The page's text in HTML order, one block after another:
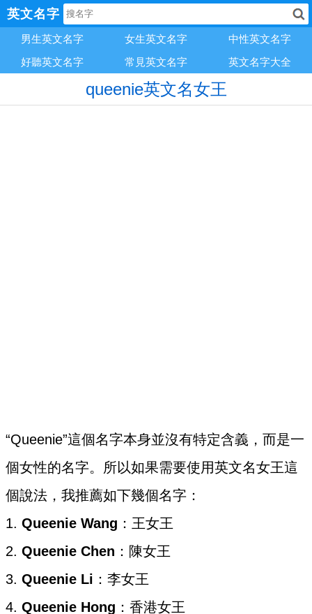
英文名字
男生英文名字 女生英文名字
中性英文名字
好聽英文名字
常見英文名字 英文名字大全
queenie英文名女王
“Queenie”這個名字本身並沒有特定含義，而是一
個女性的名字。所以如果需要使用英文名女王這
個說法，我推薦如下幾個名字：
1. Queenie Wang ：王女王
2. Queenie Chen ：陳女王
3. Queenie Li ：李女王
4. Queenie Hong ：香港女王